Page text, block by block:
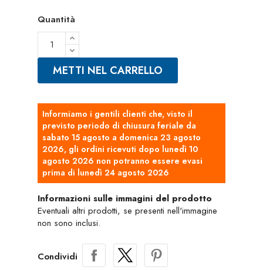
Quantità
METTI NEL CARRELLO
Informiamo i gentili clienti che, visto il
previsto periodo di chiusura feriale da
sabato 15 agosto a domenica 23 agosto
2026, gli ordini ricevuti dopo lunedì 10
agosto 2026 non potranno essere evasi
prima di lunedì 24 agosto 2026
Informazioni sulle immagini del prodotto
Eventuali altri prodotti, se presenti nell'immagine non sono inclusi.
Condividi